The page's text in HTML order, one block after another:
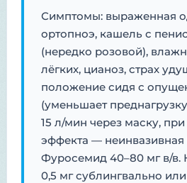
Симптомы: выраженная
ортопноэ, кашель с
(нередко розовой),
лёгких, цианоз, страх
положение сидя с
(уменьшает
15 л/мин через маску, при
эффекта —
Фуросемид 40–80 мг в/в.
0,5 мг сублингвально